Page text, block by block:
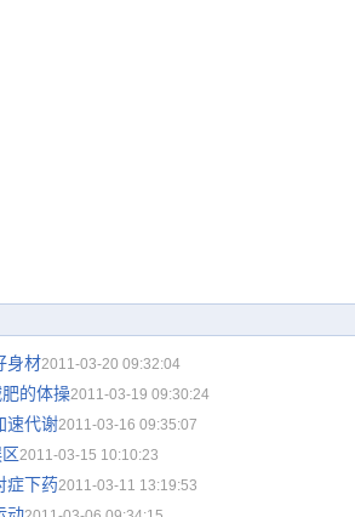
身材2011-03-20 09:32:04
的体操2011-03-19 09:30:24
速代谢2011-03-16 09:35:07
2011-03-15 10:10:23
症下药2011-03-11 13:19:53